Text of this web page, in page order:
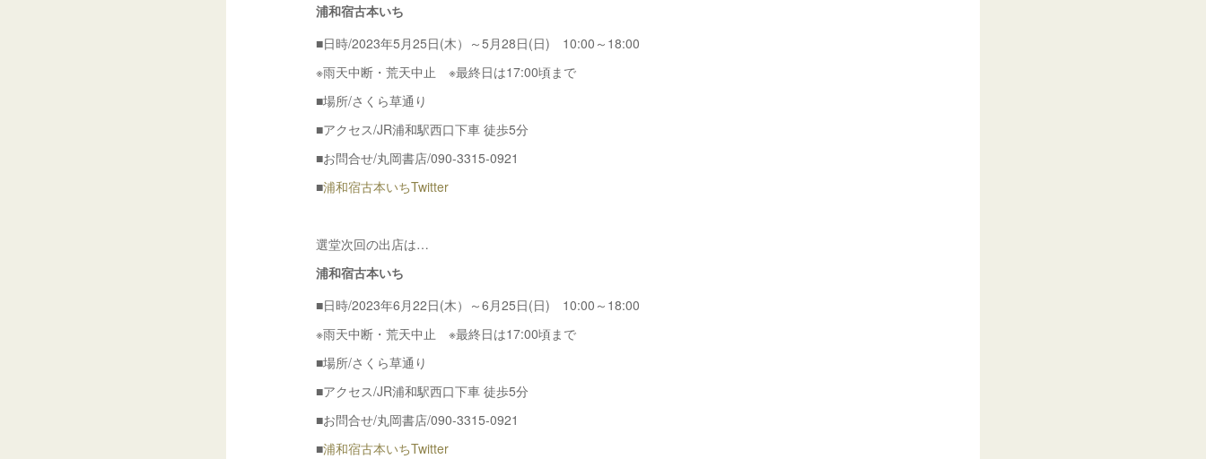
浦和宿古本いち
■日時/2023年5月25日(木）～5月28日(日) 10:00～18:00
※雨天中断・荒天中止 ※最終日は17:00頃まで
■場所/さくら草通り
■アクセス/JR浦和駅西口下車 徒歩5分
■お問合せ/丸岡書店/090-3315-0921
■浦和宿古本いちTwitter
選堂次回の出店は…
浦和宿古本いち
■日時/2023年6月22日(木）～6月25日(日) 10:00～18:00
※雨天中断・荒天中止 ※最終日は17:00頃まで
■場所/さくら草通り
■アクセス/JR浦和駅西口下車 徒歩5分
■お問合せ/丸岡書店/090-3315-0921
■浦和宿古本いちTwitter